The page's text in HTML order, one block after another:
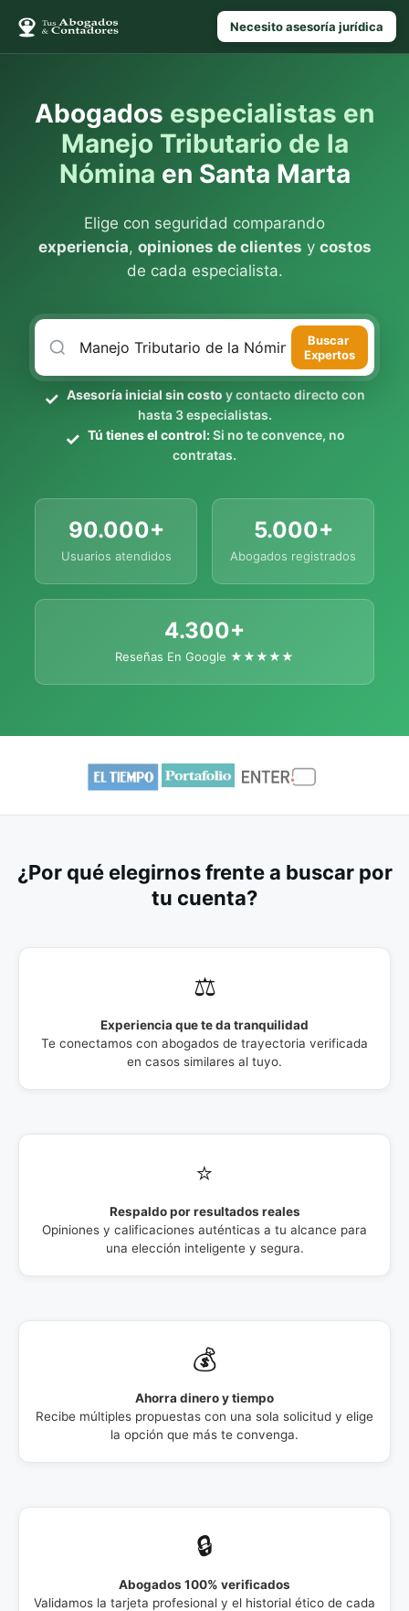
Necesito asesoría jurídica
Abogados especialistas en
Manejo Tributario de la
Nómina en Santa Marta
Elige con seguridad comparando
experiencia, opiniones de clientes y costos
de cada especialista.
Buscar
Expertos
Asesoría inicial sin costo y contacto directo con
hasta 3 especialistas.
Tú tienes el control:Si no te convence, no
contratas.
90.000+
Usuarios atendidos
5.000+
Abogados registrados
4.300+
Reseñas En Google ★★★★★
¿Por qué elegirnos frente a buscar por
tu cuenta?
⚖️
Experiencia que te da tranquilidad
Te conectamos con abogados de trayectoria verificada
en casos similares al tuyo.
⭐
Respaldo por resultados reales
Opiniones y calificaciones auténticas a tu alcance para
una elección inteligente y segura.
💰
Ahorra dinero y tiempo
Recibe múltiples propuestas con una sola solicitud y elige
la opción que más te convenga.
🔒
Abogados 100% verificados
Validamos la tarjeta profesional y el historial ético de cada